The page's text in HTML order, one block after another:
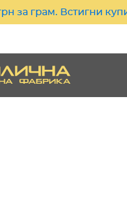
за грам. Встигни